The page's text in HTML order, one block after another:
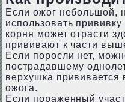
Если ожог небольшой,
использовать
корня может отрасти
прививают к части
Если поросли нет,
пострадавшему
верхушка
ожога.
Если пораженный